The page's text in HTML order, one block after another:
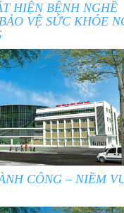
HIỆN BỆNH NGHỀ
VỆ SỨC KHỎE
CÔNG – NIỀM